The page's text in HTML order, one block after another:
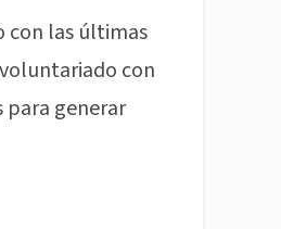
con las últimas
con
para generar